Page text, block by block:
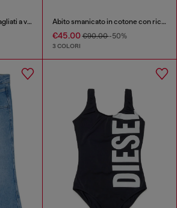
Shorts in denim con orli tagliati a vivo Abito smanicato in cotone con ricami
€45.00€90.00-50%
3 COLORI